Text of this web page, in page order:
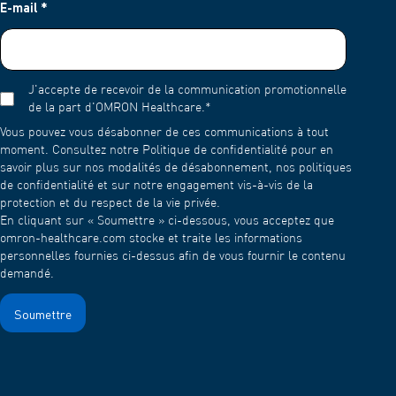
remplacé pour éviter les obstructions.
Dans le cas particulier d'un nébuliseur à maille, le capuchon de
la maille doit être nettoyé après chaque utilisation :
Remplir le récipient à médicaments avec de l'eau et
nébuliser l'eau. Pour éviter que les médicaments ne
sèchent et n'adhèrent aux mailles après utilisation,
nébulisez l'eau pendant 1 à 2 minutes.
Lavez ensuite le capuchon en filet avec un détergent doux
(neutre) et rincez-le à l'eau claire. Laissez-le sécher à l'air
dans un endroit propre.
E-mail *
J'accepte de recevoir de la communication promotionnelle
de la part d'OMRON Healthcare.*
Vous pouvez vous désabonner de ces communications à tout
moment. Consultez notre Politique de confidentialité pour en
savoir plus sur nos modalités de désabonnement, nos politiques
de confidentialité et sur notre engagement vis-à-vis de la
protection et du respect de la vie privée.
En cliquant sur « Soumettre » ci-dessous, vous acceptez que
omron-healthcare.com stocke et traite les informations
personnelles fournies ci-dessus afin de vous fournir le contenu
demandé.